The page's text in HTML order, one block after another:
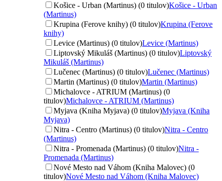
Košice - Urban (Martinus) (0 titulov)Košice - Urban
(Martinus)
Krupina (Ferove knihy) (0 titulov)Krupina (Ferove
knihy)
Levice (Martinus) (0 titulov)Levice (Martinus)
Liptovský Mikuláš (Martinus) (0 titulov)Liptovský
Mikuláš (Martinus)
Lučenec (Martinus) (0 titulov)Lučenec (Martinus)
Martin (Martinus) (0 titulov)Martin (Martinus)
Michalovce - ATRIUM (Martinus) (0
titulov)Michalovce - ATRIUM (Martinus)
Myjava (Kniha Myjava) (0 titulov)Myjava (Kniha
Myjava)
Nitra - Centro (Martinus) (0 titulov)Nitra - Centro
(Martinus)
Nitra - Promenada (Martinus) (0 titulov)Nitra -
Promenada (Martinus)
Nové Mesto nad Váhom (Kniha Malovec) (0
titulov)Nové Mesto nad Váhom (Kniha Malovec)